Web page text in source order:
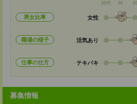
20代 30 40
男女比率 女性
職場の様子 活気あり
仕事の仕方 テキパキ
募集情報